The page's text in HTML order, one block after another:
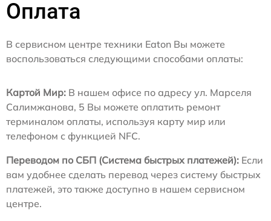
Оплата
В сервисном центре техники Eaton Вы можете
воспользоваться следующими способами оплаты:
Картой Мир: В нашем офисе по адресу ул. Марселя
Салимжанова, 5 Вы можете оплатить ремонт
терминалом оплаты, используя карту мир или
телефоном с функцией NFC.
Переводом по СБП (Система быстрых платежей): Если
вам удобнее сделать перевод через систему быстрых
платежей, это также доступно в нашем сервисном
центре.